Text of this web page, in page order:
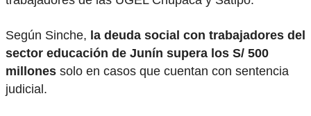
Según Sinche, la deuda social con trabajadores del
sector educación de Junín supera los S/ 500
millones solo en casos que cuentan con sentencia
judicial.